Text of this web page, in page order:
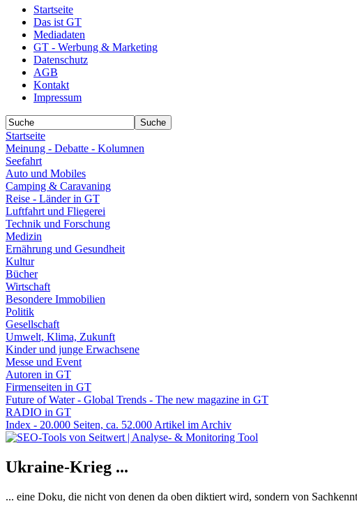
Startseite
Das ist GT
Mediadaten
GT - Werbung & Marketing
Datenschutz
AGB
Kontakt
Impressum
Startseite
Meinung - Debatte - Kolumnen
Seefahrt
Auto und Mobiles
Camping & Caravaning
Reise - Länder in GT
Luftfahrt und Fliegerei
Technik und Forschung
Medizin
Ernährung und Gesundheit
Kultur
Bücher
Wirtschaft
Besondere Immobilien
Politik
Gesellschaft
Umwelt, Klima, Zukunft
Kinder und junge Erwachsene
Messe und Event
Autoren in GT
Firmenseiten in GT
Future of Water - Global Trends - The new magazine in GT
RADIO in GT
Index - 20.000 Seiten, ca. 52.000 Artikel im Archiv
Ukraine-Krieg ...
... eine Doku, die nicht von denen da oben diktiert wird, sondern von